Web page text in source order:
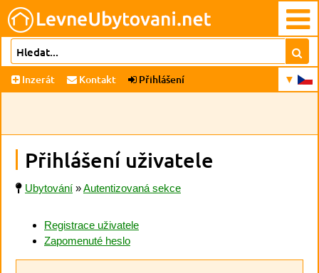
Inzerát Kontakt Přihlášení
Přihlášení uživatele
Ubytování »Autentizovaná sekce
Registrace uživatele
Zapomenuté heslo